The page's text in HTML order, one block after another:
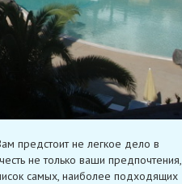
предстоит не легкое дело в
не только ваши предпочтения,
самых, наиболее подходящих